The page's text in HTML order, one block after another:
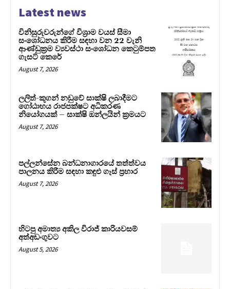
Latest news
විනිසුරුවරුන්ගේ විශ්‍රාම වයස් සීමා
සංශෝධනය කිරීම සඳහා වන 22 වැනි
ආණ්ඩුක්‍රම ව්‍යවස්ථා සංශෝධන කෙටුම්පත
ගැසට් කෙරේ
August 7, 2026
ලලිත්-කූගන් නඩුවේ සාක්ෂි ලබාදීමට
ගෝඨාභය රාජපක්ෂට අධිකරණ
නියෝගයක් – සාක්ෂි ඔන්ලයින් ක්‍රමයට
August 7, 2026
පල්ලන්සේන බන්ධනාගාරයේ තත්ත්වය
පාලනය කිරීම සඳහා කඳුළු ගෑස් ප්‍රහාර
August 7, 2026
හිටපු අමාත්‍ය අකිල විරාජ් කාරියවසම්
අත්අඩංගුවට
August 5, 2026